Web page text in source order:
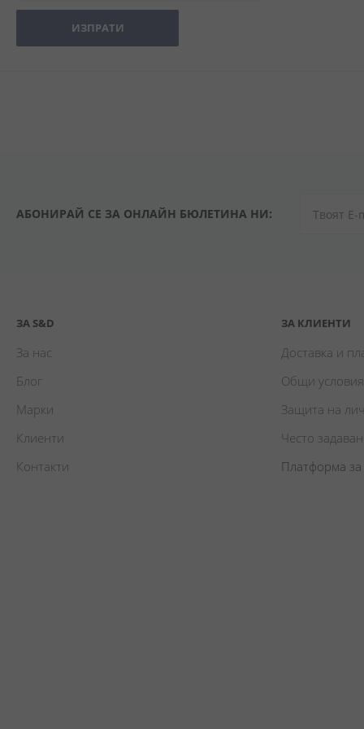
ИЗПРАТИ
АБОНИРАЙ СЕ ЗА ОНЛАЙН БЮЛЕТИНА НИ:
ЗА S&D
За нас
Блог
Марки
Клиенти
Контакти
ЗА КЛИЕНТИ
Доставка и
Общи условия
Защита на
Често
Платформа